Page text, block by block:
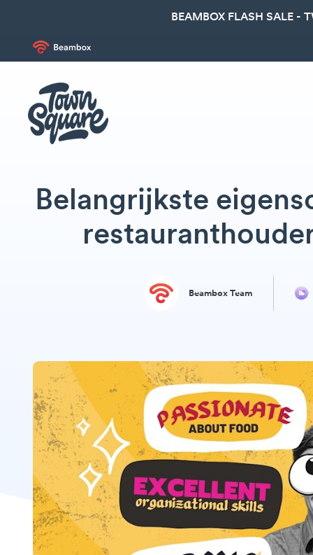
BEAMBOX FLASH SALE -
Belangrijkste
Beambox Team